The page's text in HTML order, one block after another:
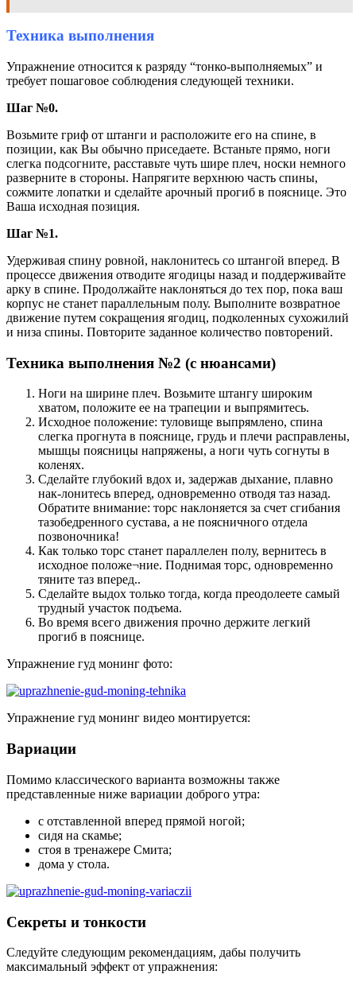
Техника выполнения
Упражнение относится к разряду “тонко-выполняемых” и
требует пошаговое соблюдения следующей техники.
Шаг №0.
Возьмите гриф от штанги и расположите его на спине, в
позиции, как Вы обычно приседаете. Встаньте прямо, ноги
слегка подсогните, расставьте чуть шире плеч, носки немного
разверните в стороны. Напрягите верхнюю часть спины,
сожмите лопатки и сделайте арочный прогиб в пояснице. Это
Ваша исходная позиция.
Шаг №1.
Удерживая спину ровной, наклонитесь со штангой вперед. В
процессе движения отводите ягодицы назад и поддерживайте
арку в спине. Продолжайте наклоняться до тех пор, пока ваш
корпус не станет параллельным полу. Выполните возвратное
движение путем сокращения ягодиц, подколенных сухожилий
и низа спины. Повторите заданное количество повторений.
Техника выполнения №2 (с нюансами)
Ноги на ширине плеч. Возьмите штангу широким
хватом, положите ее на трапеции и выпрямитесь.
Исходное положение: туловище выпрямлено, спина
слегка прогнута в пояснице, грудь и плечи расправлены,
мышцы поясницы напряжены, а ноги чуть согнуты в
коленях.
Сделайте глубокий вдох и, задержав дыхание, плавно
нак-лонитесь вперед, одновременно отводя таз назад.
Обратите внимание: торс наклоняется за счет сгибания
тазобедренного сустава, а не поясничного отдела
позвоночника!
Как только торс станет параллелен полу, вернитесь в
исходное положе¬ние. Поднимая торс, одновременно
тяните таз вперед..
Сделайте выдох только тогда, когда преодолеете самый
трудный участок подъема.
Во время всего движения прочно держите легкий
прогиб в пояснице.
Упражнение гуд монинг фото:
Упражнение гуд монинг видео монтируется:
Вариации
Помимо классического варианта возможны также
представленные ниже вариации доброго утра:
с отставленной вперед прямой ногой;
сидя на скамье;
стоя в тренажере Смита;
дома у стола.
Секреты и тонкости
Следуйте следующим рекомендациям, дабы получить
максимальный эффект от упражнения: